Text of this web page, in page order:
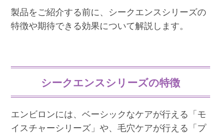
製品をご紹介する前に、シークエンスシリーズの
特徴や期待できる効果について解説します。
シークエンスシリーズの特徴
エンビロンには、ベーシックなケアが行える「モ
イスチャーシリーズ」や、毛穴ケアが行える「プ